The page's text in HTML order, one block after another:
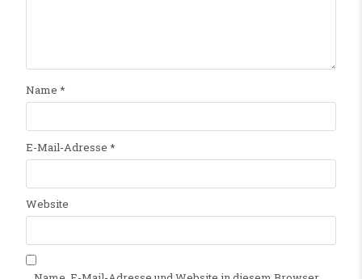
Name *
E-Mail-Adresse *
Website